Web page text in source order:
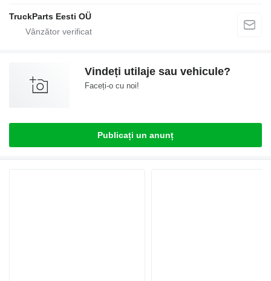
TruckParts Eesti OÜ
Vindeți utilaje sau vehicule?
Faceți-o cu noi!
Publicați un anunț